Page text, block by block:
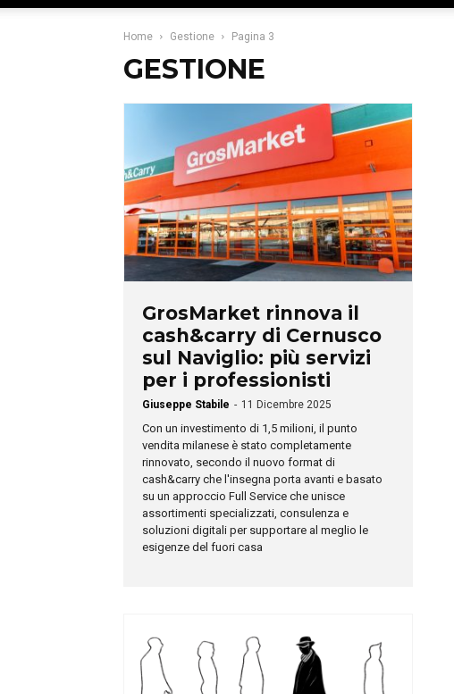
Home Gestione Pagina 3
GESTIONE
GrosMarket rinnova il
cash&carry di Cernusco
sul Naviglio: più servizi
per i professionisti
Giuseppe Stabile - 11 Dicembre 2025
Con un investimento di 1,5 milioni, il punto
vendita milanese è stato completamente
rinnovato, secondo il nuovo format di
cash&carry che l'insegna porta avanti e basato
su un approccio Full Service che unisce
assortimenti specializzati, consulenza e
soluzioni digitali per supportare al meglio le
esigenze del fuori casa